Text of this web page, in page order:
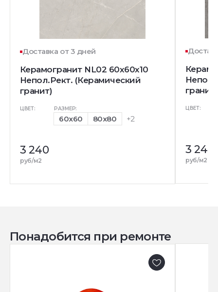
Доставка от 3 дней
Керамогранит NL02 60x60x10
Непол.Рект. (Керамический
гранит)
ЦВЕТ: РАЗМЕР:
60x60 80x80 +2
3 240
руб/м2
гранит)
ЦВЕТ:
3 240
руб/м2
Понадобится при ремонте